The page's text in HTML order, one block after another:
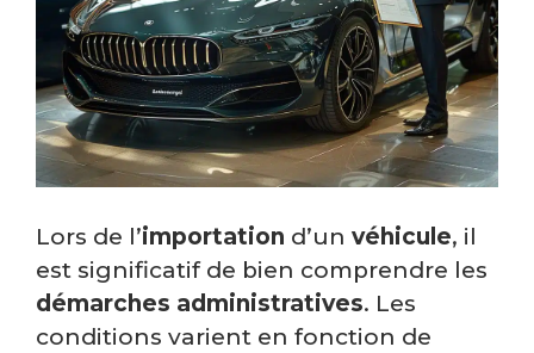
Lors de l’importation d’un véhicule, il
est significatif de bien comprendre les
démarches administratives. Les
conditions varient en fonction de